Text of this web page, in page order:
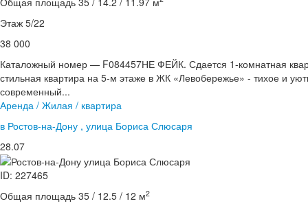
Этаж 5/22
38 000
Каталожный номер — F084457НЕ ФЕЙК. Сдается 1-комнатная
стильная квартира на 5-м этаже в ЖК «Левобережье» - тихое и
современный...
Аренда / Жилая / квартира
в Ростов-на-Дону , улица Бориса Слюсаря
28.07
ID: 227465
Общая площадь 35 / 12.5 / 12 м2